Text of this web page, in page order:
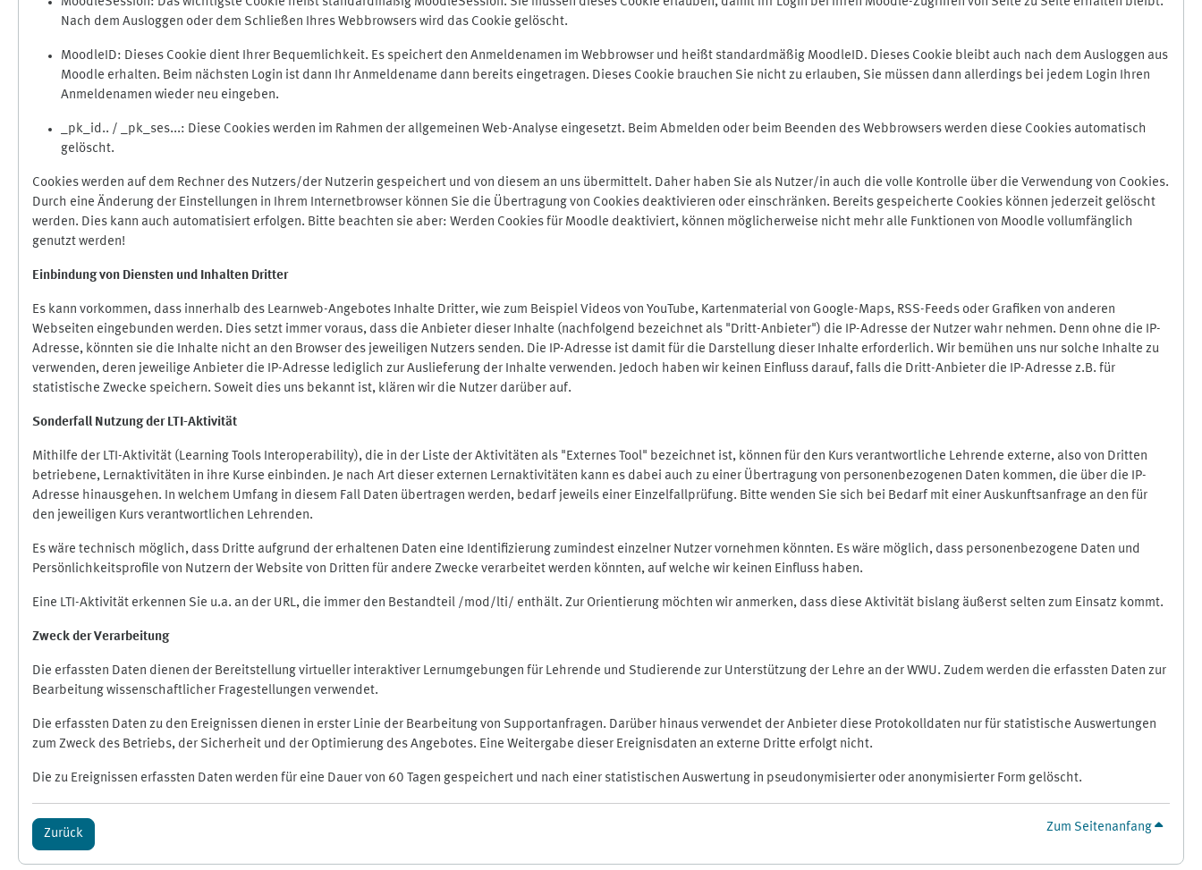
Nach dem Ausloggen oder dem Schließen Ihres Webbrowsers wird das Cookie gelöscht.
MoodleID: Dieses Cookie dient Ihrer Bequemlichkeit. Es speichert den Anmeldenamen im Webbrowser und heißt standardmäßig MoodleID. Dieses Cookie bleibt auch nach dem Ausloggen aus
Moodle erhalten. Beim nächsten Login ist dann Ihr Anmeldename dann bereits eingetragen. Dieses Cookie brauchen Sie nicht zu erlauben, Sie müssen dann allerdings bei jedem Login Ihren
Anmeldenamen wieder neu eingeben.
_pk_id.. / _pk_ses...: Diese Cookies werden im Rahmen der allgemeinen Web-Analyse eingesetzt. Beim Abmelden oder beim Beenden des Webbrowsers werden diese Cookies automatisch
gelöscht.
Cookies werden auf dem Rechner des Nutzers/der Nutzerin gespeichert und von diesem an uns übermittelt. Daher haben Sie als Nutzer/in auch die volle Kontrolle über die Verwendung von Cookies.
Durch eine Änderung der Einstellungen in Ihrem Internetbrowser können Sie die Übertragung von Cookies deaktivieren oder einschränken. Bereits gespeicherte Cookies können jederzeit gelöscht
werden. Dies kann auch automatisiert erfolgen. Bitte beachten sie aber: Werden Cookies für Moodle deaktiviert, können möglicherweise nicht mehr alle Funktionen von Moodle vollumfänglich
genutzt werden!
Einbindung von Diensten und Inhalten Dritter
Es kann vorkommen, dass innerhalb des Learnweb-Angebotes Inhalte Dritter, wie zum Beispiel Videos von YouTube, Kartenmaterial von Google-Maps, RSS-Feeds oder Grafiken von anderen
Webseiten eingebunden werden. Dies setzt immer voraus, dass die Anbieter dieser Inhalte (nachfolgend bezeichnet als "Dritt-Anbieter") die IP-Adresse der Nutzer wahr nehmen. Denn ohne die IP-
Adresse, könnten sie die Inhalte nicht an den Browser des jeweiligen Nutzers senden. Die IP-Adresse ist damit für die Darstellung dieser Inhalte erforderlich. Wir bemühen uns nur solche Inhalte zu
verwenden, deren jeweilige Anbieter die IP-Adresse lediglich zur Auslieferung der Inhalte verwenden. Jedoch haben wir keinen Einfluss darauf, falls die Dritt-Anbieter die IP-Adresse z.B. für
statistische Zwecke speichern. Soweit dies uns bekannt ist, klären wir die Nutzer darüber auf.
Sonderfall Nutzung der LTI-Aktivität
Mithilfe der LTI-Aktivität (Learning Tools Interoperability), die in der Liste der Aktivitäten als "Externes Tool" bezeichnet ist, können für den Kurs verantwortliche Lehrende externe, also von Dritten
betriebene, Lernaktivitäten in ihre Kurse einbinden. Je nach Art dieser externen Lernaktivitäten kann es dabei auch zu einer Übertragung von personenbezogenen Daten kommen, die über die IP-
Adresse hinausgehen. In welchem Umfang in diesem Fall Daten übertragen werden, bedarf jeweils einer Einzelfallprüfung. Bitte wenden Sie sich bei Bedarf mit einer Auskunftsanfrage an den für
den jeweiligen Kurs verantwortlichen Lehrenden.
Es wäre technisch möglich, dass Dritte aufgrund der erhaltenen Daten eine Identifizierung zumindest einzelner Nutzer vornehmen könnten. Es wäre möglich, dass personenbezogene Daten und
Persönlichkeitsprofile von Nutzern der Website von Dritten für andere Zwecke verarbeitet werden könnten, auf welche wir keinen Einfluss haben.
Eine LTI-Aktivität erkennen Sie u.a. an der URL, die immer den Bestandteil /mod/lti/ enthält. Zur Orientierung möchten wir anmerken, dass diese Aktivität bislang äußerst selten zum Einsatz kommt.
Zweck der Verarbeitung
Die erfassten Daten dienen der Bereitstellung virtueller interaktiver Lernumgebungen für Lehrende und Studierende zur Unterstützung der Lehre an der WWU. Zudem werden die erfassten Daten zur
Bearbeitung wissenschaftlicher Fragestellungen verwendet.
Die erfassten Daten zu den Ereignissen dienen in erster Linie der Bearbeitung von Supportanfragen. Darüber hinaus verwendet der Anbieter diese Protokolldaten nur für statistische Auswertungen
zum Zweck des Betriebs, der Sicherheit und der Optimierung des Angebotes. Eine Weitergabe dieser Ereignisdaten an externe Dritte erfolgt nicht.
Die zu Ereignissen erfassten Daten werden für eine Dauer von 60 Tagen gespeichert und nach einer statistischen Auswertung in pseudonymisierter oder anonymisierter Form gelöscht.
Zurück Zum Seitenanfang